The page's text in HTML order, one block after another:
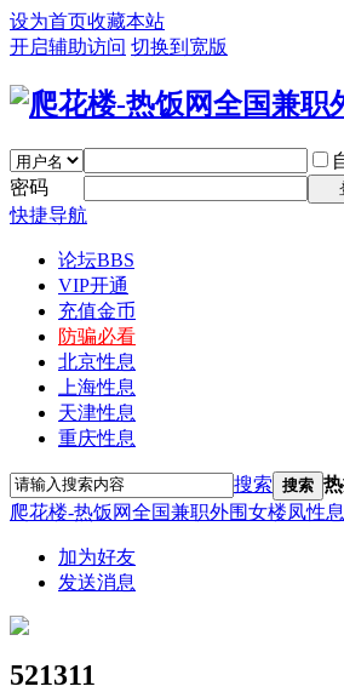
设为首页收藏本站
开启辅助访问 切换到宽版
密码
快捷导航
论坛BBS
VIP开通
充值金币
防骗必看
北京性息
上海性息
天津性息
重庆性息
搜索 搜索
爬花楼-热饭网全国兼职外围女楼凤性
加为好友
发送消息
521311